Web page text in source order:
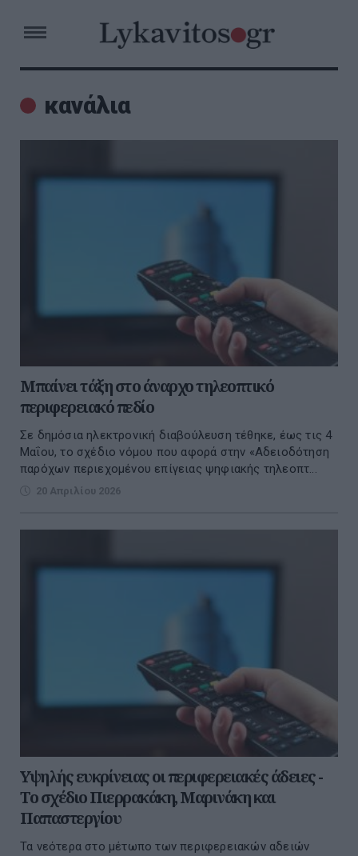
κανάλια
Μπαίνει τάξη στο άναρχο τηλεοπτικό
περιφερειακό πεδίο
Σε δημόσια ηλεκτρονική διαβούλευση τέθηκε, έως τις 4
Μαΐου, το σχέδιο νόμου που αφορά στην «Αδειοδότηση
παρόχων περιεχομένου επίγειας ψηφιακής τηλεοπτ...
20 Απριλίου 2026
Υψηλής ευκρίνειας οι περιφερειακές άδειες -
Το σχέδιο Πιερρακάκη, Μαρινάκη και
Παπαστεργίου
Τα νεότερα στο µέτωπο των περιφερειακών αδειών